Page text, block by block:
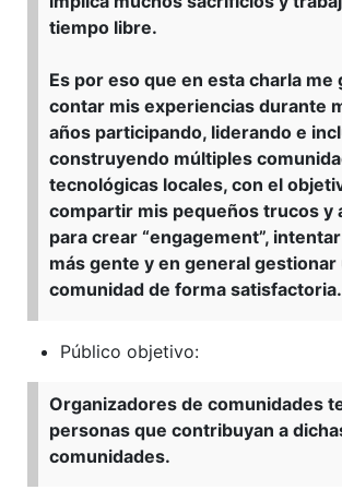
tiempo libre.
Es por eso que en esta charla me
contar mis experiencias durante
años participando, liderando e
construyendo múltiples
tecnológicas locales, con el
compartir mis pequeños trucos y
para crear “engagement”,
más gente y en general gestionar
comunidad de forma satisfactoria.
Público objetivo:
Organizadores de comunidades
personas que contribuyan a
comunidades.